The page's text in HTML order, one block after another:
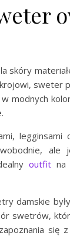
sweter
modnych
legginsami
ale
outfit na
damskie
swetrów,
się